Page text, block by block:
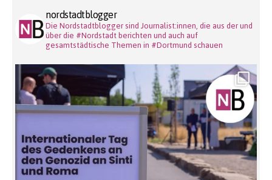
nordstadtblogger
Die Nordstadtblogger sind Journalist:innen, die aus der und
über die #Nordstadt berichten und auch auf
gesamtstädtische Themen in #Dortmund schauen